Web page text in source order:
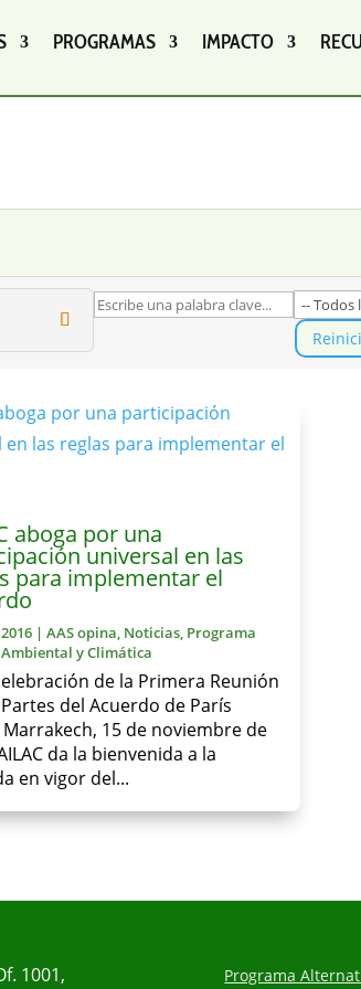
PROGRAMAS IMPACTO
aboga por una
universal en las
para implementar el
| AAS opina, Noticias, Programa
Ambiental y Climática
de la Primera Reunión
del Acuerdo de París
Marrakech, 15 de noviembre de
da la bienvenida a la
en vigor del...
1001, Programa